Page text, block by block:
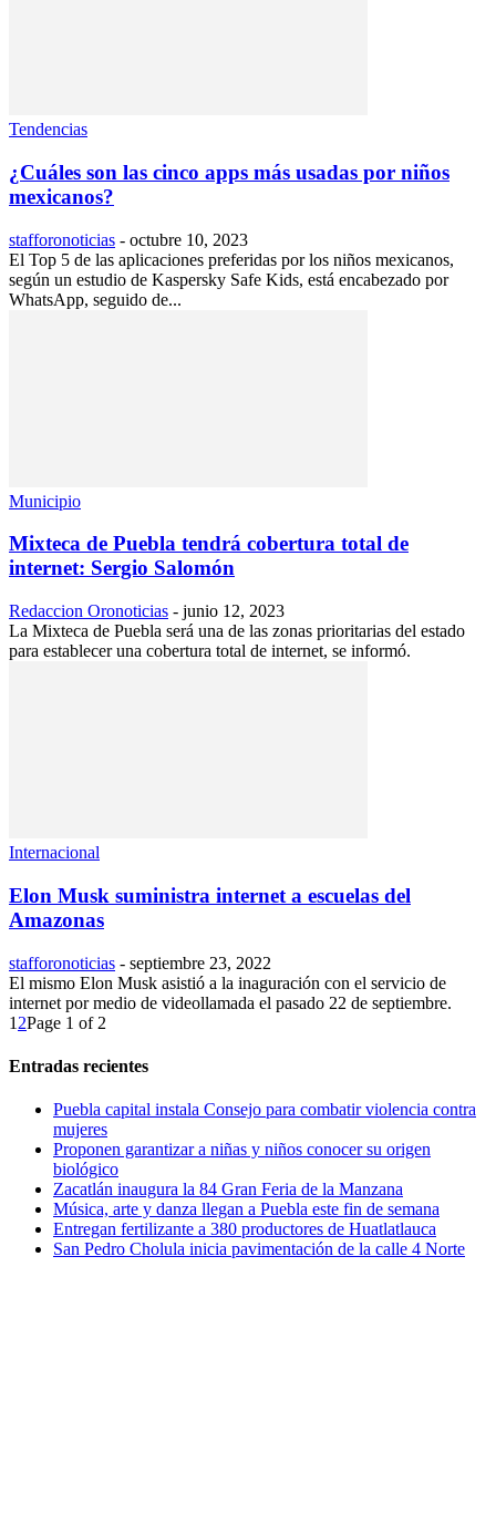
Tendencias
¿Cuáles son las cinco apps más usadas por niños
mexicanos?
stafforonoticias - octubre 10, 2023
El Top 5 de las aplicaciones preferidas por los niños mexicanos,
según un estudio de Kaspersky Safe Kids, está encabezado por
WhatsApp, seguido de...
Municipio
Mixteca de Puebla tendrá cobertura total de
internet: Sergio Salomón
Redaccion Oronoticias - junio 12, 2023
La Mixteca de Puebla será una de las zonas prioritarias del estado
para establecer una cobertura total de internet, se informó.
Internacional
Elon Musk suministra internet a escuelas del
Amazonas
stafforonoticias - septiembre 23, 2022
El mismo Elon Musk asistió a la inaguración con el servicio de
internet por medio de videollamada el pasado 22 de septiembre.
1 2Page 1 of 2
Entradas recientes
Puebla capital instala Consejo para combatir violencia contra
mujeres
Proponen garantizar a niñas y niños conocer su origen
biológico
Zacatlán inaugura la 84 Gran Feria de la Manzana
Música, arte y danza llegan a Puebla este fin de semana
Entregan fertilizante a 380 productores de Huatlatlauca
San Pedro Cholula inicia pavimentación de la calle 4 Norte